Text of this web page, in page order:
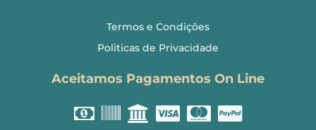
Termos e Condições
Politicas de Privacidade
Aceitamos Pagamentos On Line